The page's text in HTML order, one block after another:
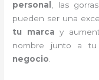
personal , las
pueden ser una
tu marca y
nombre junto a tu
negocio